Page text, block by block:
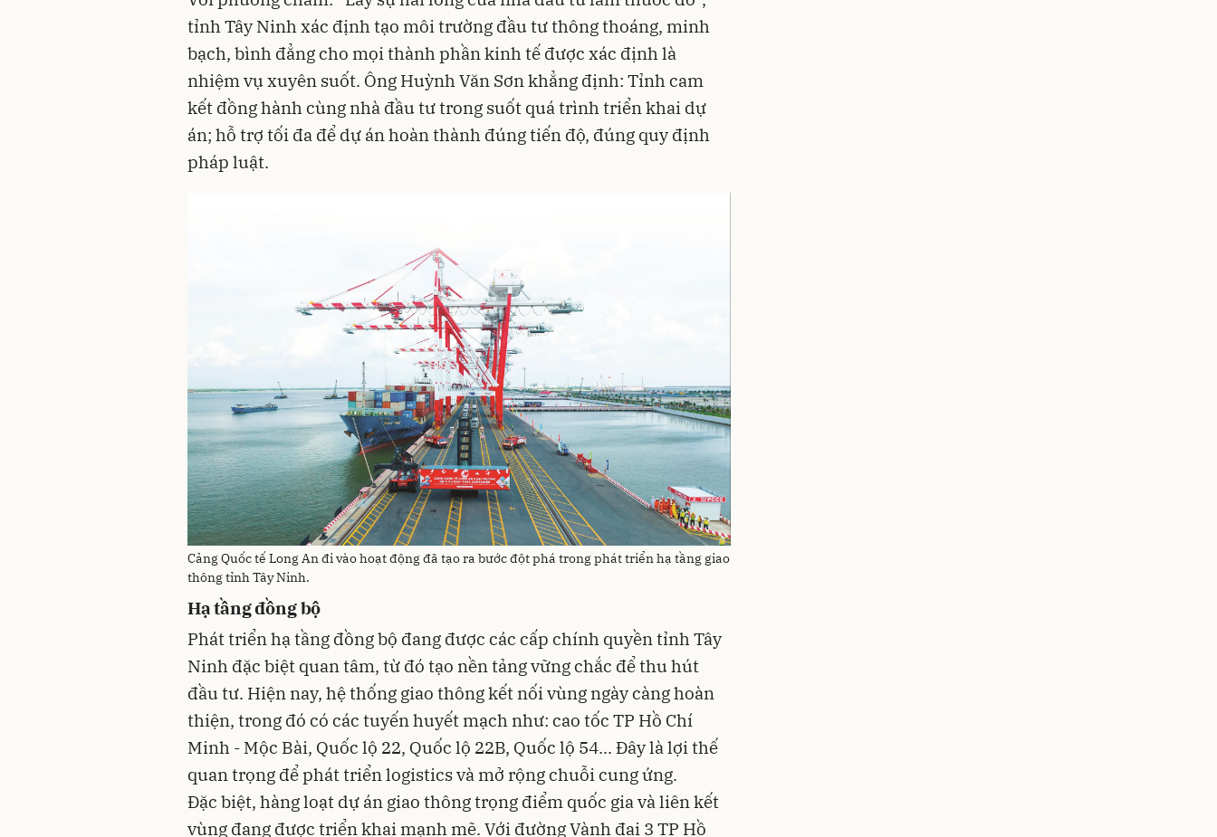
tỉnh Tây Ninh xác định tạo môi trường đầu tư thông thoáng, minh
bạch, bình đẳng cho mọi thành phần kinh tế được xác định là
nhiệm vụ xuyên suốt. Ông Huỳnh Văn Sơn khẳng định: Tỉnh cam
kết đồng hành cùng nhà đầu tư trong suốt quá trình triển khai dự
án; hỗ trợ tối đa để dự án hoàn thành đúng tiến độ, đúng quy định
pháp luật.
Cảng Quốc tế Long An đi vào hoạt động đã tạo ra bước đột phá trong phát triển hạ tầng giao
thông tỉnh Tây Ninh.
Hạ tầng đồng bộ
Phát triển hạ tầng đồng bộ đang được các cấp chính quyền tỉnh Tây
Ninh đặc biệt quan tâm, từ đó tạo nền tảng vững chắc để thu hút
đầu tư. Hiện nay, hệ thống giao thông kết nối vùng ngày càng hoàn
thiện, trong đó có các tuyến huyết mạch như: cao tốc TP Hồ Chí
Minh - Mộc Bài, Quốc lộ 22, Quốc lộ 22B, Quốc lộ 54... Đây là lợi thế
quan trọng để phát triển logistics và mở rộng chuỗi cung ứng.
Đặc biệt, hàng loạt dự án giao thông trọng điểm quốc gia và liên kết
vùng đang được triển khai mạnh mẽ. Với đường Vành đai 3 TP Hồ